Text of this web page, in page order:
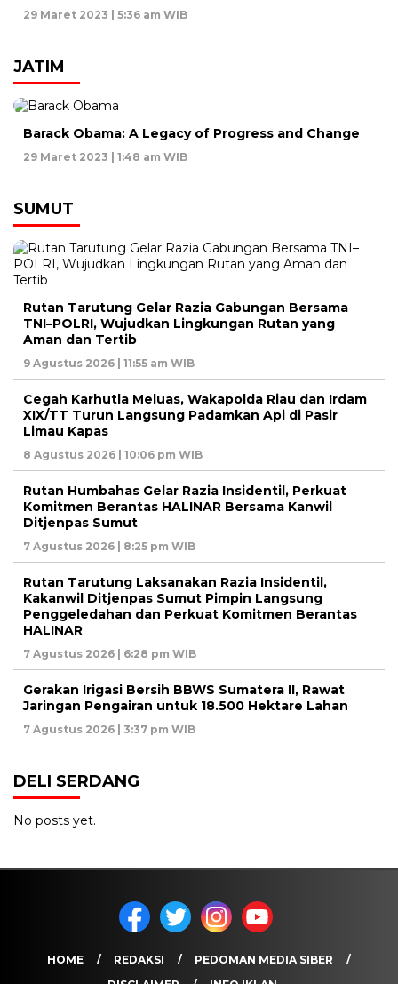
29 Maret 2023 | 5:36 am WIB
JATIM
Barack Obama: A Legacy of Progress and Change
29 Maret 2023 | 1:48 am WIB
SUMUT
Rutan Tarutung Gelar Razia Gabungan Bersama
TNI–POLRI, Wujudkan Lingkungan Rutan yang
Aman dan Tertib
9 Agustus 2026 | 11:55 am WIB
Cegah Karhutla Meluas, Wakapolda Riau dan Irdam
XIX/TT Turun Langsung Padamkan Api di Pasir
Limau Kapas
8 Agustus 2026 | 10:06 pm WIB
Rutan Humbahas Gelar Razia Insidentil, Perkuat
Komitmen Berantas HALINAR Bersama Kanwil
Ditjenpas Sumut
7 Agustus 2026 | 8:25 pm WIB
Rutan Tarutung Laksanakan Razia Insidentil,
Kakanwil Ditjenpas Sumut Pimpin Langsung
Penggeledahan dan Perkuat Komitmen Berantas
HALINAR
7 Agustus 2026 | 6:28 pm WIB
Gerakan Irigasi Bersih BBWS Sumatera II, Rawat
Jaringan Pengairan untuk 18.500 Hektare Lahan
7 Agustus 2026 | 3:37 pm WIB
DELI SERDANG
No posts yet.
HOME REDAKSI
PEDOMAN MEDIA SIBER